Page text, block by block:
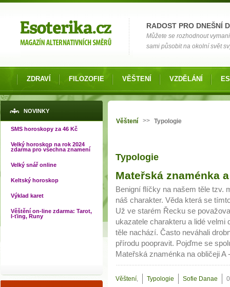
RADOST PRO DNEŠNÍ
Můžete se rozhodnout
sami působit na okolní svět
ZDRAVÍ FILOZOFIE VĚŠTENÍ VZDĚLÁNÍ
NOVINKY
SMS horoskopy za 46 Kč
Velký horoskop na rok 2024
zdarma pro všechna znamení
Velký snář online
Keltský horoskop
Výklad karet
Věštění on-line zdarma: Tarot,
I-ťing, Runy
Věštení >> Typologie
Typologie
Mateřská znaménka
Benigní flíčky na našem těle tzv.
náš charakter. Věda která se
Už ve starém Řecku se
ukazatele charakteru a lidé velmi
těle nachází. Často neváhali
přírodu poopravit. Pojďme se
Mateřská znaménka na obličeji A
Věštení, Typologie Sofie Danae